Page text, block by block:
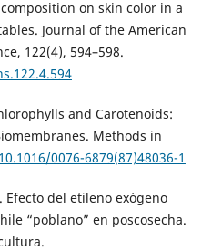
on skin color in a
Journal of the American
122(4), 594–598.
and Carotenoids:
Methods in
0076-6879(87)48036-1
Efecto del etileno exógeno
“poblano” en poscosecha.